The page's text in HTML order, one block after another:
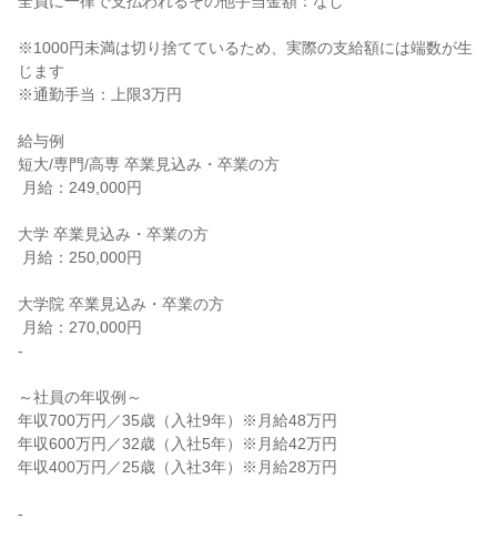
※1000円未満は切り捨てているため、実際の支給額には端数が生
じます
※通勤手当：上限3万円
給与例
短大/専門/高専 卒業見込み・卒業の方
大学 卒業見込み・卒業の方
大学院 卒業見込み・卒業の方
-
～社員の年収例～
年収700万円／35歳（入社9年）※月給48万円
年収600万円／32歳（入社5年）※月給42万円
年収400万円／25歳（入社3年）※月給28万円
-